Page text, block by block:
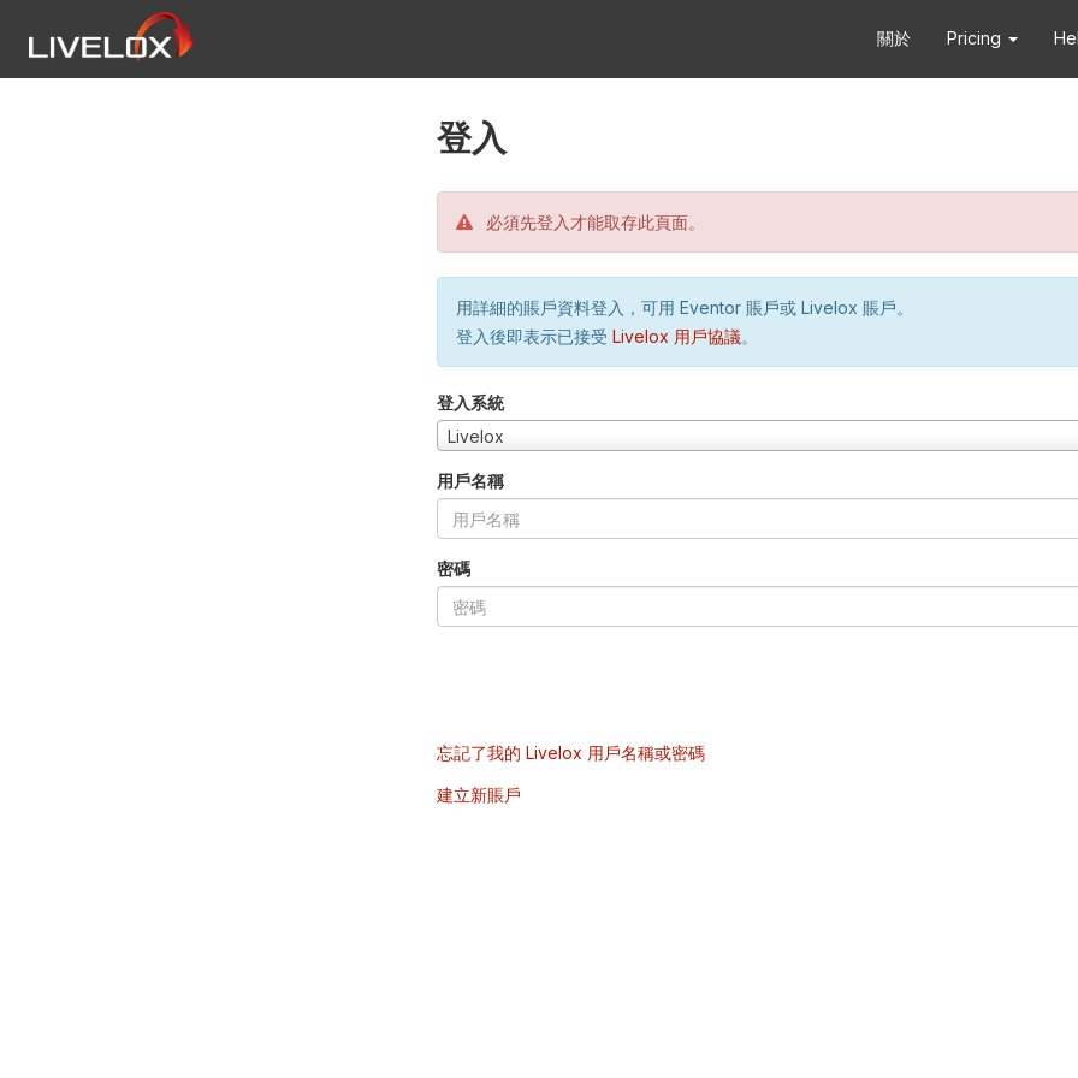
關於 Pricing
登入
必須先登入才能取存此頁面。
用詳細的賬戶資料登入，可用 Eventor 賬戶或 Livelox 賬戶。
登入後即表示已接受 Livelox 用戶協議。
登入系統
Livelox
用戶名稱
密碼
忘記了我的 Livelox 用戶名稱或密碼
建立新賬戶